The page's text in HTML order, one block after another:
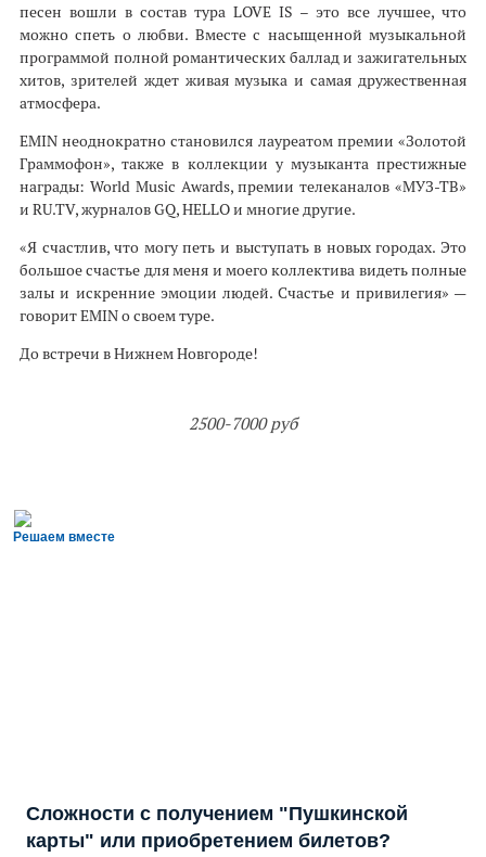
песен вошли в состав тура LOVE IS – это все лучшее, что
можно спеть о любви. Вместе с насыщенной музыкальной
программой полной романтических баллад и зажигательных
хитов, зрителей ждет живая музыка и самая дружественная
атмосфера.
EMIN неоднократно становился лауреатом премии «Золотой
Граммофон», также в коллекции у музыканта престижные
награды: World Music Awards, премии телеканалов «МУЗ-ТВ»
и RU.TV, журналов GQ, HELLO и многие другие.
«Я счастлив, что могу петь и выступать в новых городах. Это
большое счастье для меня и моего коллектива видеть полные
залы и искренние эмоции людей. Счастье и привилегия» —
говорит EMIN о своем туре.
До встречи в Нижнем Новгороде!
2500-7000 руб
Решаем вместе
Сложности с получением "Пушкинской
карты" или приобретением билетов?